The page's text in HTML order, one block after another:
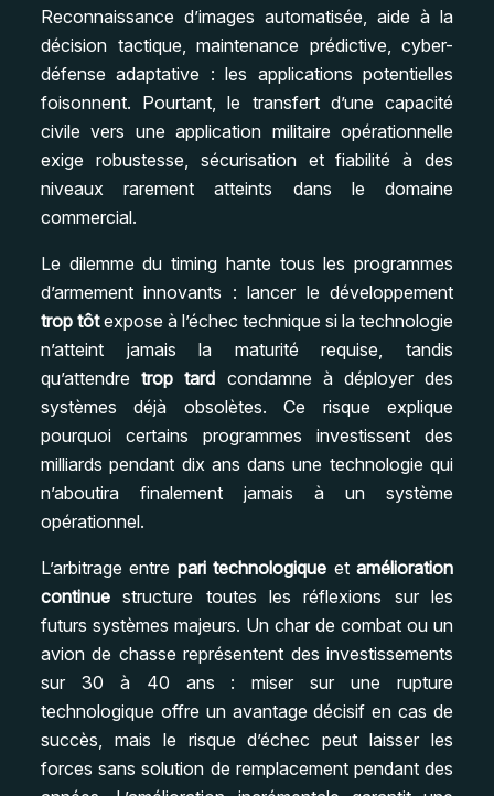
Reconnaissance d’images automatisée, aide à la
décision tactique, maintenance prédictive, cyber-
défense adaptative : les applications potentielles
foisonnent. Pourtant, le transfert d’une capacité
civile vers une application militaire opérationnelle
exige robustesse, sécurisation et fiabilité à des
niveaux rarement atteints dans le domaine
commercial.
Le dilemme du timing hante tous les programmes
d’armement innovants : lancer le développement
trop tôtexpose à l’échec technique si la technologie
n’atteint jamais la maturité requise, tandis
qu’attendretrop tard condamne à déployer des
systèmes déjà obsolètes. Ce risque explique
pourquoi certains programmes investissent des
milliards pendant dix ans dans une technologie qui
n’aboutira finalement jamais à un système
opérationnel.
L’arbitrage entre pari technologique etamélioration
continue structure toutes les réflexions sur les
futurs systèmes majeurs. Un char de combat ou un
avion de chasse représentent des investissements
sur 30 à 40 ans : miser sur une rupture
technologique offre un avantage décisif en cas de
succès, mais le risque d’échec peut laisser les
forces sans solution de remplacement pendant des